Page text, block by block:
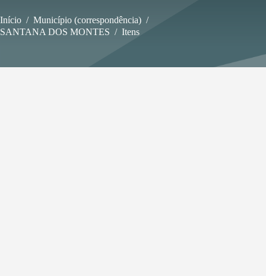
Início / Município (correspondência) /
SANTANA DOS MONTES / Itens